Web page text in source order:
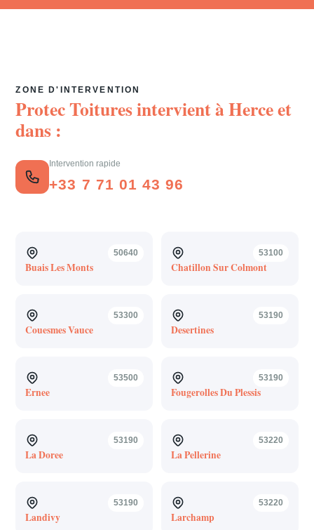
ZONE D'INTERVENTION
Protec Toitures intervient àHerceet
dans :
Intervention rapide
+33 7 71 01 43 96
50640
Buais Les Monts
53100
Chatillon Sur Colmont
53300
Couesmes Vauce
53190
Desertines
53500
Ernee
53190
Fougerolles Du Plessis
53190
La Doree
53220
La Pellerine
53190
Landivy
53220
Larchamp